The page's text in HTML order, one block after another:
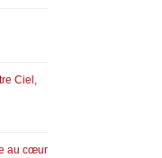
Ciel,
au cœur